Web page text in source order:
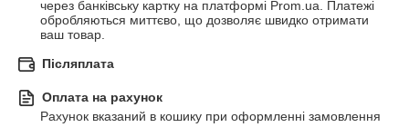
через банківську картку на платформі Prom.ua. Платежі
обробляються миттєво, що дозволяє швидко отримати
ваш товар.
Післяплата
Оплата на рахунок
Рахунок вказаний в кошику при оформленні замовлення